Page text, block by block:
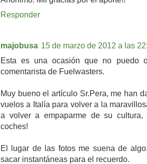
Responder
majobusa 15 de marzo de 2012 a las
Esta es una ocasión que no puedo
comentarista de Fuelwasters.
Muy bueno el artículo Sr.Pera, me han
vuelos a Italía para volver a la
a volver a empaparme de su cultura,
coches!
El lugar de las fotos me suena de
sacar instantáneas para el recuerdo.